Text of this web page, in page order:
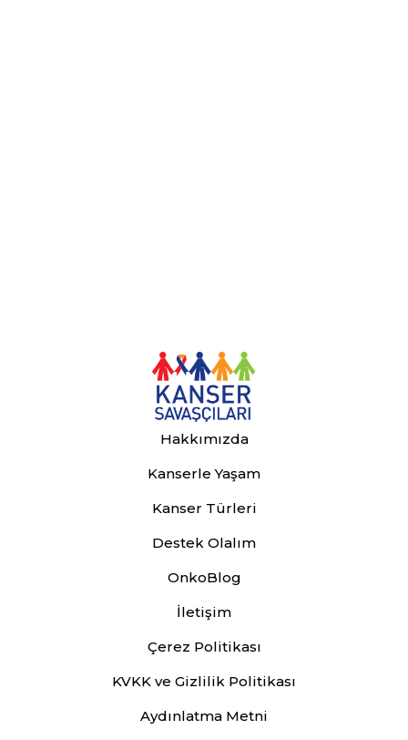
Hakkımızda
Kanserle Yaşam
Kanser Türleri
Destek Olalım
OnkoBlog
İletişim
Çerez Politikası
KVKK ve Gizlilik Politikası
Aydınlatma Metni